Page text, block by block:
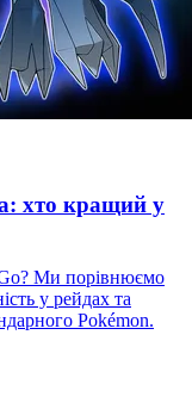
хто кращий у
Ми порівнюємо
у рейдах та
Pokémon.